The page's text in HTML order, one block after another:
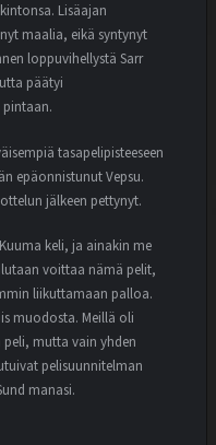
Lisäajan
maalia, eikä syntynyt
loppuvihellystä Sarr
päätyi
tasapelipisteeseen
epäonnistunut Vepsu.
jälkeen pettynyt.
keli, ja ainakin me
voittaa nämä pelit,
liikuttamaan palloa.
muodosta. Meillä oli
mutta vain yhden
pelisuunnitelman
manasi.